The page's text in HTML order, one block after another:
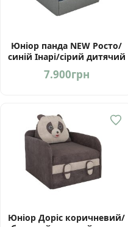
Юніор панда NEW Росто/
синій Інарі/сірий дитячий
диван від Мебель-Сервіс
Україна
7.900грн
Юніор Доріс коричневий/